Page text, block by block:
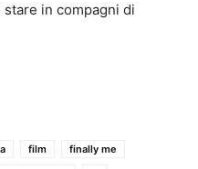
in compagni di
film
finally me